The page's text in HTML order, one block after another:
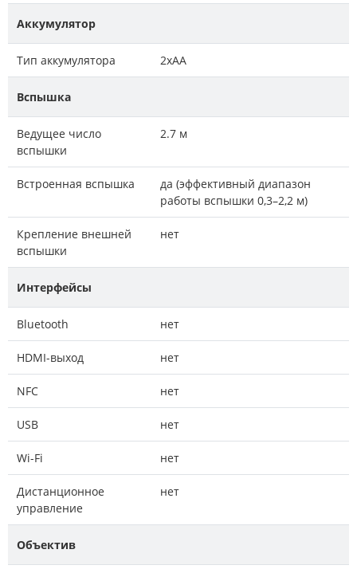
Аккумулятор
Тип аккумулятора 2xAA
Вспышка
Ведущее число
вспышки
2.7 м
Встроенная вспышка
да (эффективный диапазон
работы вспышки 0,3–2,2 м)
Крепление внешней
вспышки
нет
Интерфейсы
Bluetooth нет
HDMI-выход нет
NFC нет
USB нет
Wi-Fi нет
Дистанционное
управление
нет
Объектив